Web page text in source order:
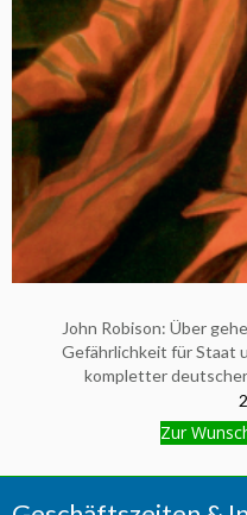
John Robison: Über
Gefährlichkeit für Staat
kompletter
Zur